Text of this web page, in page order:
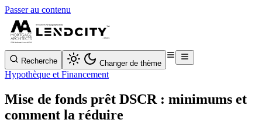
Passer au contenu
Recherche Changer de thème
Hypothèque et Financement
Mise de fonds prêt DSCR : minimums et
comment la réduire